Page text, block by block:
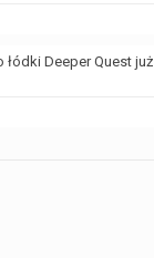
Deeper Quest już